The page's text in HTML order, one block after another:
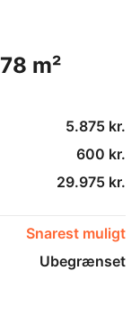
m²
5.875 kr.
600 kr.
29.975 kr.
Snarest muligt
Ubegrænset